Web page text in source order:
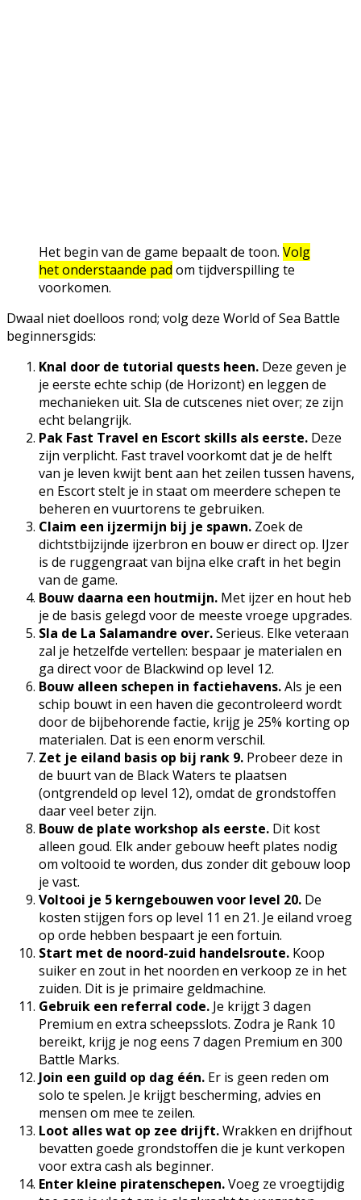
Het begin van de game bepaalt de toon. Volg
het onderstaande pad om tijdverspilling te
voorkomen.
Dwaal niet doelloos rond; volg deze World of Sea Battle
beginnersgids:
Knal door de tutorial quests heen. Deze geven je
je eerste echte schip (de Horizont) en leggen de
mechanieken uit. Sla de cutscenes niet over; ze zijn
echt belangrijk.
Pak Fast Travel en Escort skills als eerste. Deze
zijn verplicht. Fast travel voorkomt dat je de helft
van je leven kwijt bent aan het zeilen tussen havens,
en Escort stelt je in staat om meerdere schepen te
beheren en vuurtorens te gebruiken.
Claim een ijzermijn bij je spawn. Zoek de
dichtstbijzijnde ijzerbron en bouw er direct op. IJzer
is de ruggengraat van bijna elke craft in het begin
van de game.
Bouw daarna een houtmijn. Met ijzer en hout heb
je de basis gelegd voor de meeste vroege upgrades.
Sla de La Salamandre over.Serieus. Elke veteraan
zal je hetzelfde vertellen: bespaar je materialen en
ga direct voor de Blackwind op level 12.
Bouw alleen schepen in factiehavens.Als je een
schip bouwt in een haven die gecontroleerd wordt
door de bijbehorende factie, krijg je 25% korting op
materialen. Dat is een enorm verschil.
Zet je eiland basis op bij rank 9. Probeer deze in
de buurt van de Black Waters te plaatsen
(ontgrendeld op level 12), omdat de grondstoffen
daar veel beter zijn.
Bouw de plate workshop als eerste. Dit kost
alleen goud. Elk ander gebouw heeft plates nodig
om voltooid te worden, dus zonder dit gebouw loop
je vast.
Voltooi je 5 kerngebouwen voor level 20. De
kosten stijgen fors op level 11 en 21. Je eiland vroeg
op orde hebben bespaart je een fortuin.
Start met de noord-zuid handelsroute. Koop
suiker en zout in het noorden en verkoop ze in het
zuiden. Dit is je primaire geldmachine.
Gebruik een referral code. Je krijgt 3 dagen
Premium en extra scheepsslots. Zodra je Rank 10
bereikt, krijg je nog eens 7 dagen Premium en 300
Battle Marks.
Join een guild op dag één. Er is geen reden om
solo te spelen. Je krijgt bescherming, advies en
mensen om mee te zeilen.
Loot alles wat op zee drijft.Wrakken en drijfhout
bevatten goede grondstoffen die je kunt verkopen
voor extra cash als beginner.
Enter kleine piratenschepen.Voeg ze vroegtijdig